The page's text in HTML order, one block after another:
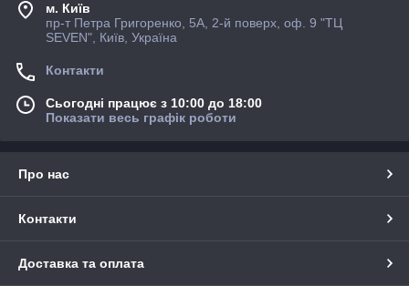
м. Київ
пр-т Петра Григоренко, 5А, 2-й поверх, оф. 9 "ТЦ
SEVEN", Київ, Україна
Контакти
Сьогодні працює з 10:00 до 18:00
Показати весь графік роботи
Про нас
Контакти
Доставка та оплата